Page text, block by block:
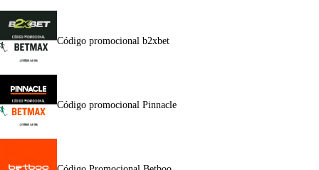
Código promocional b2xbet
Código promocional Pinnacle